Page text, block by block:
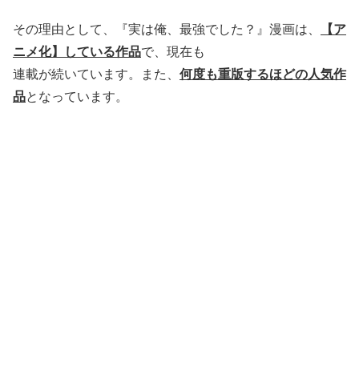
その理由として、『実は俺、最強でした？』漫画は、
【ア
ニメ化】している作品で、現在も
連載が続いています。また、 何度も重版するほどの人気作
品となっています。